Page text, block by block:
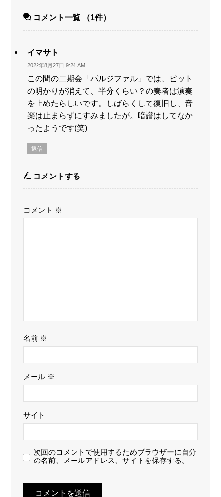
コメント一覧 （1件）
イマサト
2022年8月27日 9:24 AM
この間の二期会「パルジファル」では、ピット
の明かりが消えて、半分くらい？の奏者は演奏
を止めたらしいです。しばらくして復旧し、音
楽は止まらずにすみましたが。暗譜はしてなか
ったようです(笑)
返信
コメントする
コメント ※
名前 ※
メール ※
サイト
次回のコメントで使用するためブラウザーに自分
の名前、メールアドレス、サイトを保存する。